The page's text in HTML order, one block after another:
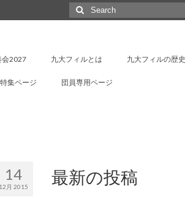
Search
for:
会2027 九大フィルとは 九大フィルの歴史
集ページ 団員専用ページ
14
月 2015 最新の投稿